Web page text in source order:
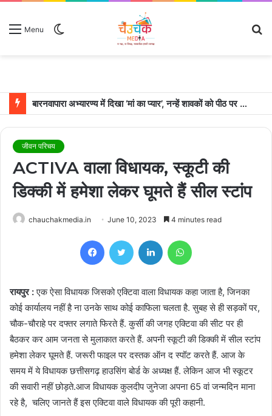
Menu
उदयपुर में शादी के बंधन में बंधे साउथ सुपरस्टार जोड़ी रश्मिका मंदाना और विजय देवरकोंडा
जीवन परिचय
ACTIVA वाला विधायक, स्कूटी की
डिक्की में हमेशा लेकर घूमते हैं सील स्टांप
chauchakmedia.in June 10, 2023 4 minutes read
FacebookTwitter LinkedIn
रायपुर :एक ऐसा विधायक जिसको एक्टिवा वाला विधायक कहा जाता है, जिनका
कोई कार्यालय नहीं है ना उनके साथ कोई काफिला चलता है. सुबह से ही सड़कों पर,
चौक-चौराहे पर दफ्तर लगाते फिरते हैं. कुर्सी की जगह एक्टिवा की सीट पर ही
बैठकर कर आम जनता से मुलाकात करते हैं. अपनी स्कूटी की डिक्की में सील स्टांप
हमेशा लेकर घूमते हैं. जरूरी फाइल पर दस्तक ऑन द स्पॉट करते हैं. आज के
समय में ये विधायक छत्तीसगढ़ हाउसिंग बोर्ड के अध्यक्ष हैं. लेकिन आज भी स्कूटर
की सवारी नहीं छोड़ते.आज विधायक कुलदीप जुनेजा अपना 65 वां जन्मदिन माना
रहे है, चलिए जानते हैं इस एक्टिवा वाले विधायक की पूरी कहानी.